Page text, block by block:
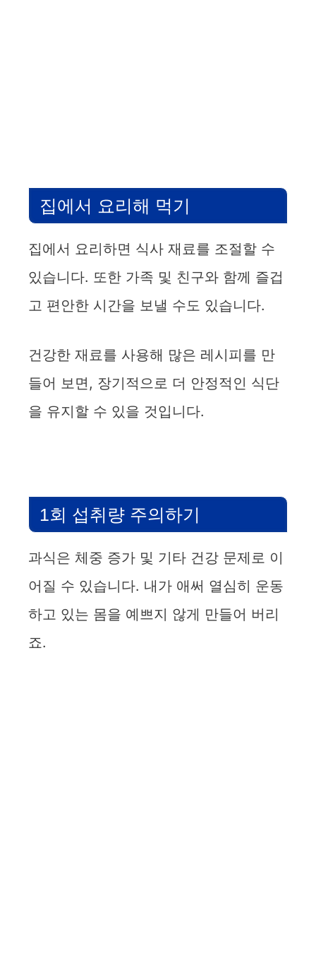
집에서 요리해 먹기
집에서 요리하면 식사 재료를 조절할 수
있습니다. 또한 가족 및 친구와 함께 즐겁
고 편안한 시간을 보낼 수도 있습니다.
건강한 재료를 사용해 많은 레시피를 만
들어 보면, 장기적으로 더 안정적인 식단
을 유지할 수 있을 것입니다.
1회 섭취량 주의하기
과식은 체중 증가 및 기타 건강 문제로 이
어질 수 있습니다. 내가 애써 열심히 운동
하고 있는 몸을 예쁘지 않게 만들어 버리
죠.